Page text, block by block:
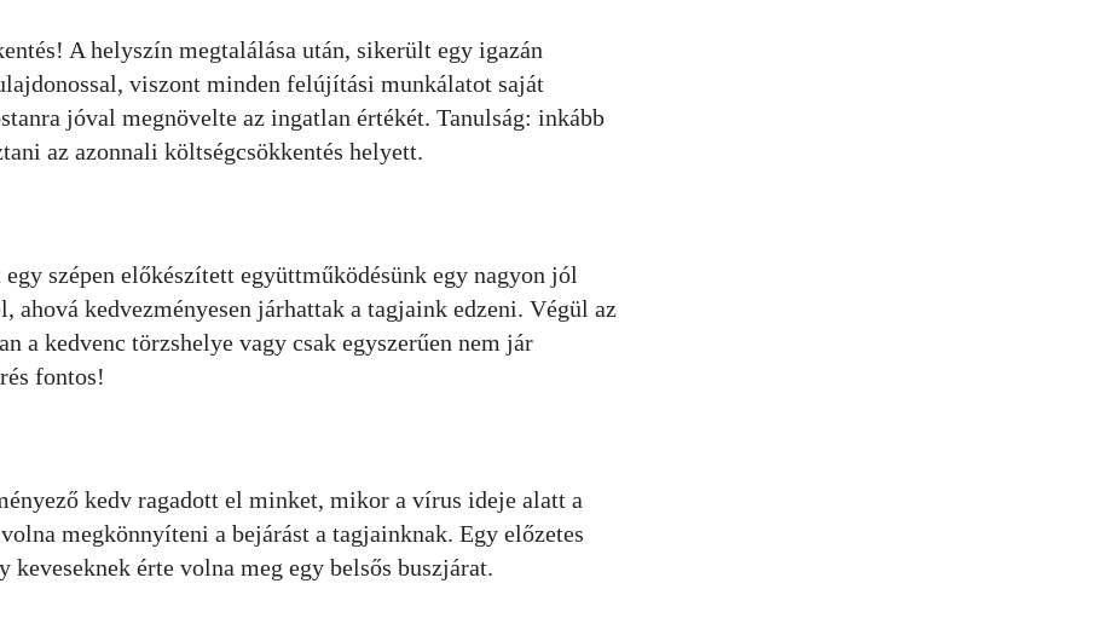
A helyszín megtalálása után, sikerült egy igazán
viszont minden felújítási munkálatot saját
jóval megnövelte az ingatlan értékét. Tanulság: inkább
az azonnali költségcsökkentés helyett.
szépen előkészített együttműködésünk egy nagyon jól
kedvezményesen járhattak a tagjaink edzeni. Végül az
a kedvenc törzshelye vagy csak egyszerűen nem jár
fontos!
kedv ragadott el minket, mikor a vírus ideje alatt a
megkönnyíteni a bejárást a tagjainknak. Egy előzetes
érte volna meg egy belsős buszjárat.